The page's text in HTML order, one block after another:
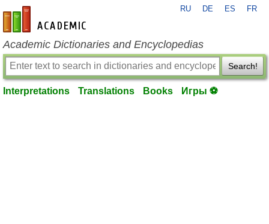
en-academic.com
RU DE ES FR
Academic Dictionaries and Encyclopedias
Search!
Interpretations Translations Books Игры ⚽